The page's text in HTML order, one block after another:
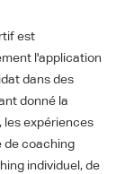
est
l'application
dans des
donné la
les expériences
de coaching
individuel, de